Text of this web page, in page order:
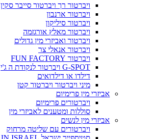
ויברטור רך ויברטור סייבר סקין
ויברטור ארנבון
ויברטור סיליקון
ויברטור מאלץ אורגזמה
ויברטור ואביזרי מין גדולים
ויברטור אנאלי צר
ויברטור FUN FACTORY
G-SPOT ויברטור לנקודת ה ג'י
דילדו או דילדואים
מיני ויברטור ויברטור קטן
אביזרי מין פרימיום
ויברטורים פרימיום
סוללות ומטענים לאביזרי מין
אביזרי מין לנשים
ויברטורים עם שליטה מרחוק